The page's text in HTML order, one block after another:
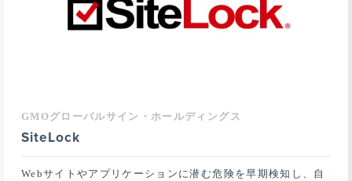
GMOグローバルサイン・ホールディングス
SiteLock
Webサイトやアプリケーションに潜む危険を早期検知し、自